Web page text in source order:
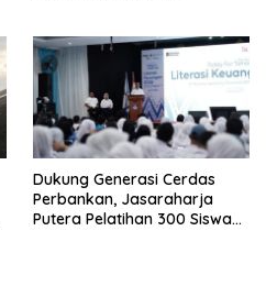
Dukung Generasi Cerdas
Perbankan, Jasaraharja
Putera Pelatihan 300 Siswa